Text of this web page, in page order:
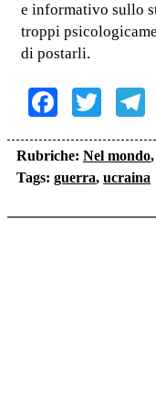
e informativo sullo
troppi
di postarli.
Rubriche: Nel mondo,
Tags: guerra, ucraina